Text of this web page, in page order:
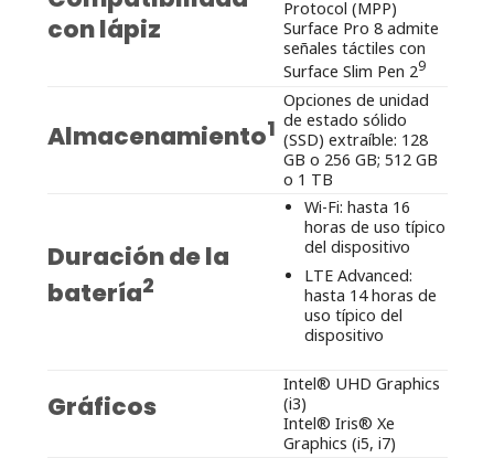
con lápiz
Protocol (MPP)
Surface Pro 8 admite
señales táctiles con
Surface Slim Pen 29
Almacenamiento1
Opciones de unidad
de estado sólido
(SSD) extraíble: 128
GB o 256 GB; 512 GB
o 1 TB
Duración de la
batería2
Wi-Fi: hasta 16
horas de uso típico
del dispositivo
LTE Advanced:
hasta 14 horas de
uso típico del
dispositivo
Gráficos
Intel® UHD Graphics
(i3)
Intel® Iris® Xe
Graphics (i5, i7)